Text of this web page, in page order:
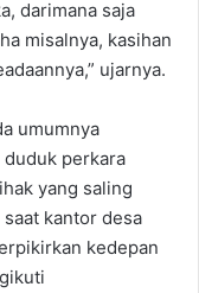
darimana saja
misalnya, kasihan
ujarnya.
umumnya
duduk perkara
yang saling
kantor desa
kedepan